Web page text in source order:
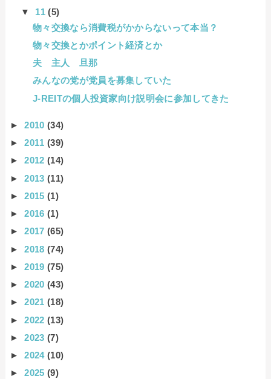
▼ 11(5)
物々交換なら消費税がかからないって本当？
物々交換とかポイント経済とか
夫 主人 旦那
みんなの党が党員を募集していた
J-REITの個人投資家向け説明会に参加してきた
►2010(34)
►2011(39)
►2012(14)
►2013(11)
►2015(1)
►2016(1)
►2017(65)
►2018(74)
►2019(75)
►2020(43)
►2021(18)
►2022(13)
►2023(7)
►2024(10)
►2025(9)